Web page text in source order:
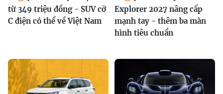
từ 349 triệu đồng - SUV cỡ
C điện có thể về Việt Nam
Explorer 2027 nâng cấp
mạnh tay - thêm ba màn
hình tiêu chuẩn